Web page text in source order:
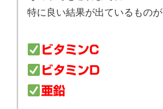
特に良い結果が出ているものが
ビタミンC
ビタミンD
亜鉛